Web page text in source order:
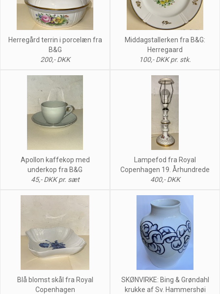
Herregård terrin i porcelæn fra
B&G
200,- DKK
Middagstallerken fra B&G:
Herregaard
100,- DKK pr. stk.
Apollon kaffekop med
underkop fra B&G
45,- DKK pr. sæt
Lampefod fra Royal
Copenhagen 19. Århundrede
400,- DKK
Blå blomst skål fra Royal
Copenhagen
SKØNVIRKE: Bing & Grøndahl
krukke af Sv. Hammershøi